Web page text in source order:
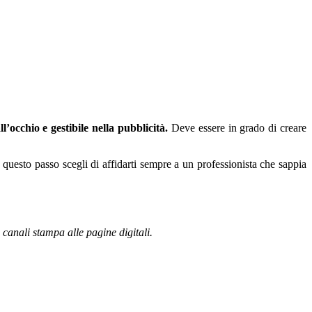
e gestibile nella pubblicità.Deve essere in grado di creare
passo scegli di affidarti sempre a un professionista che sappia
stampa alle pagine digitali.